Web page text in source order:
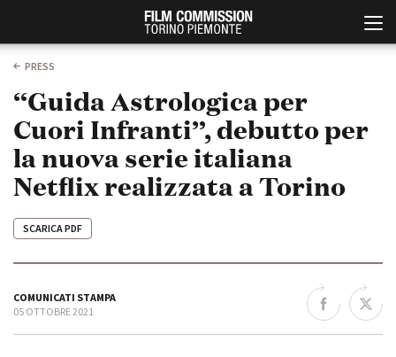
Chi siamo
EVENTI, SPECIALI
Anteprime in Piemonte
PRESS
“Guida Astrologica per
Cuori Infranti”, debutto per
la nuova serie italiana
Netflix realizzata a Torino
SCARICA PDF
COMUNICATI STAMPA
05 OTTOBRE 2021